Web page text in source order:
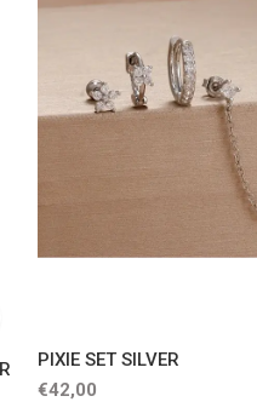
PIXIE SET SILVER
€42,00